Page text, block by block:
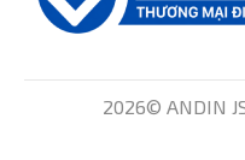
2026© ANDIN